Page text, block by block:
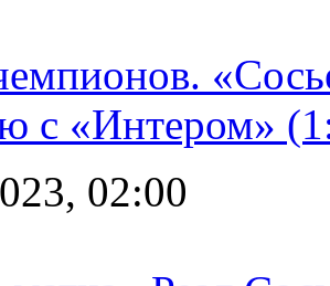
с «Интером»
02:00